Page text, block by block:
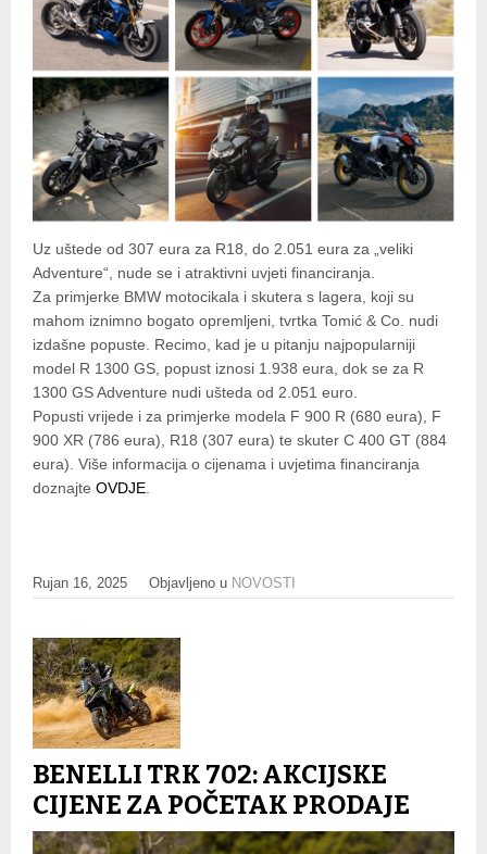
Uz uštede od 307 eura za R18, do 2.051 eura za „veliki
Adventure“, nude se i atraktivni uvjeti financiranja.
Za primjerke BMW motocikala i skutera s lagera, koji su
mahom iznimno bogato opremljeni, tvrtka Tomić & Co. nudi
izdašne popuste. Recimo, kad je u pitanju najpopularniji
model R 1300 GS, popust iznosi 1.938 eura, dok se za R
1300 GS Adventure nudi ušteda od 2.051 euro.
Popusti vrijede i za primjerke modela F 900 R (680 eura), F
900 XR (786 eura), R18 (307 eura) te skuter C 400 GT (884
eura). Više informacija o cijenama i uvjetima financiranja
doznajte OVDJE
Rujan 16, 2025 Objavljeno u NOVOSTI
BENELLI TRK 702: AKCIJSKE
CIJENE ZA POČETAK PRODAJE